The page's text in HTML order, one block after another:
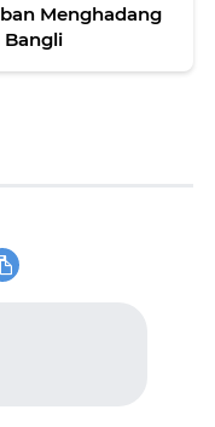
Menghadang
Bangli